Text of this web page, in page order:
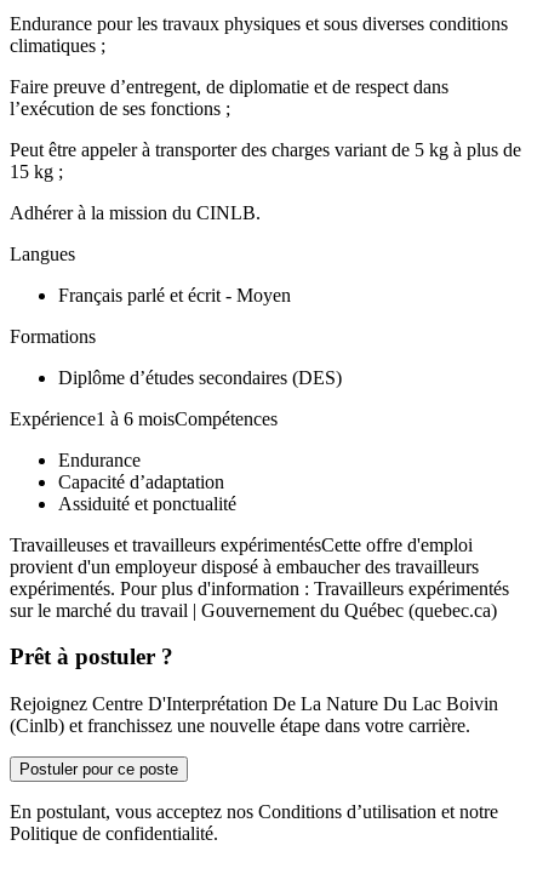
Endurance pour les travaux physiques et sous diverses conditions
climatiques ;
Faire preuve d’entregent, de diplomatie et de respect dans
l’exécution de ses fonctions ;
Peut être appeler à transporter des charges variant de 5 kg à plus de
15 kg ;
Adhérer à la mission du CINLB.
Langues
Français parlé et écrit - Moyen
Formations
Diplôme d’études secondaires (DES)
Expérience1 à 6 moisCompétences
Endurance
Capacité d’adaptation
Assiduité et ponctualité
Travailleuses et travailleurs expérimentésCette offre d'emploi
provient d'un employeur disposé à embaucher des travailleurs
expérimentés. Pour plus d'information : Travailleurs expérimentés
sur le marché du travail | Gouvernement du Québec (quebec.ca)
Prêt à postuler ?
Rejoignez Centre D'Interprétation De La Nature Du Lac Boivin
(Cinlb) et franchissez une nouvelle étape dans votre carrière.
Postuler pour ce poste
En postulant, vous acceptez nos Conditions d’utilisation et notre
Politique de confidentialité.